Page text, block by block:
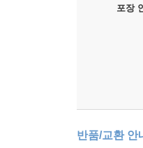
포장
반품/교환 안